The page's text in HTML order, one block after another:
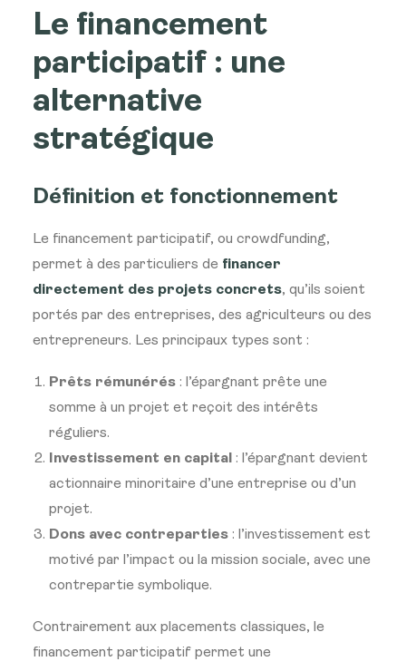
Le financement
participatif : une
alternative
stratégique
Définition et fonctionnement
Le financement participatif, ou crowdfunding,
permet à des particuliers de financer
directement des projets concrets, qu’ils soient
portés par des entreprises, des agriculteurs ou des
entrepreneurs. Les principaux types sont :
Prêts rémunérés : l’épargnant prête une
somme à un projet et reçoit des intérêts
réguliers.
Investissement en capital : l’épargnant devient
actionnaire minoritaire d’une entreprise ou d’un
projet.
Dons avec contreparties : l’investissement est
motivé par l’impact ou la mission sociale, avec une
contrepartie symbolique.
Contrairement aux placements classiques, le
financement participatif permet une